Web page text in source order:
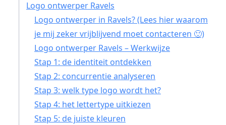
Logo ontwerper Ravels
Logo ontwerper in Ravels? (Lees hier waarom
je mij zeker vrijblijvend moet contacteren 🙂)
Logo ontwerper Ravels – Werkwijze
Stap 1: de identiteit ontdekken
Stap 2: concurrentie analyseren
Stap 3: welk type logo wordt het?
Stap 4: het lettertype uitkiezen
Stap 5: de juiste kleuren